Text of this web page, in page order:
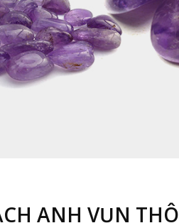
ANH VỤN THÔ